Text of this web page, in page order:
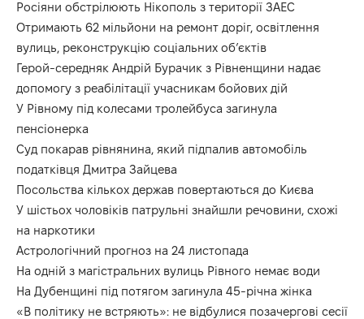
Росіяни обстрілюють Нікополь з території ЗАЕС
Отримають 62 мільйони на ремонт доріг, освітлення
вулиць, реконструкцію соціальних обʼєктів
Герой-середняк Андрій Бурачик з Рівненщини надає
допомогу з реабілітації учасникам бойових дій
У Рівному під колесами тролейбуса загинула
пенсіонерка
Суд покарав рівнянина, який підпалив автомобіль
податківця Дмитра Зайцева
Посольства кількох держав повертаються до Києва
У шістьох чоловіків патрульні знайшли речовини, схожі
на наркотики
Астрологічний прогноз на 24 листопада
На одній з магістральних вулиць Рівного немає води
На Дубенщині під потягом загинула 45-річна жінка
«В політику не встряють»: не відбулися позачергові сесії